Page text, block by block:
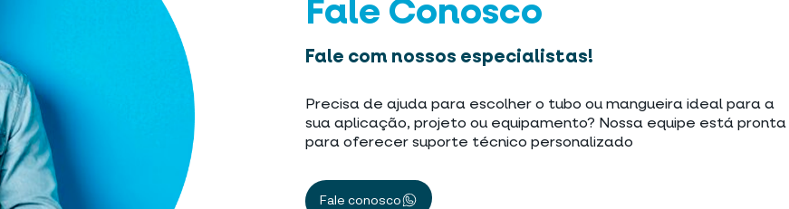
Fale Conosco
Fale com nossos especialistas!
Precisa de ajuda para escolher o tubo ou mangueira ideal para a
sua aplicação, projeto ou equipamento? Nossa equipe está pronta
para oferecer suporte técnico personalizado
Fale conosco